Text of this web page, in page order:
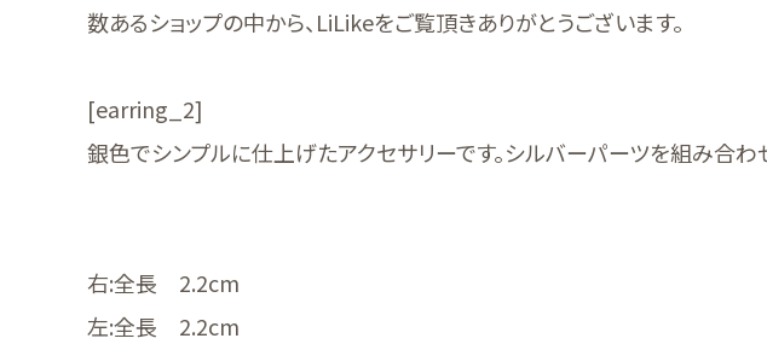
数あるショップの中から、LiLikeをご覧頂きありがとうございます。
[earring_2]
銀色でシンプルに仕上げたアクセサリーです。シルバーパーツを組み合わ
右:全長 2.2cm
左:全長 2.2cm